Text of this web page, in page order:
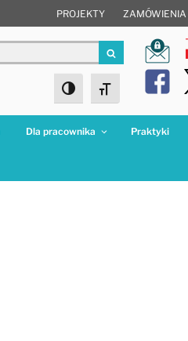
PROJEKTY
Szukaj
Toggle High Contrast
Toggle Font size
Dla pracownika Praktyki